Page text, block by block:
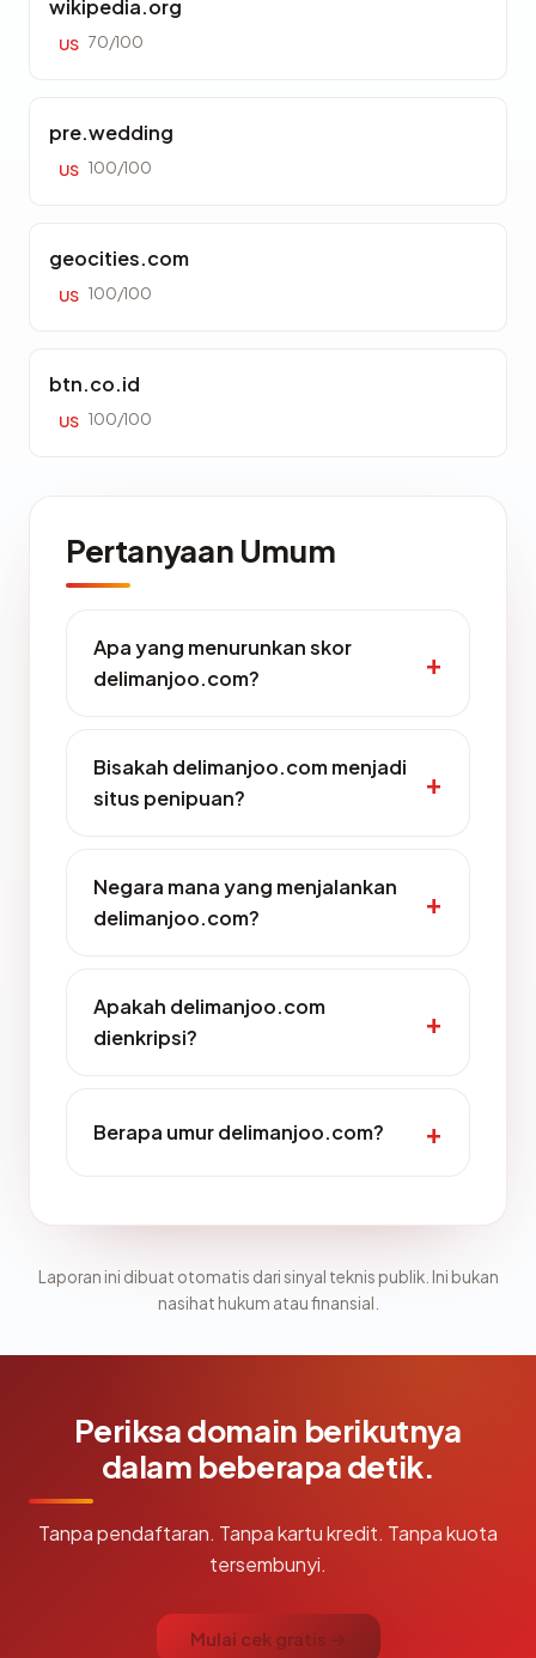
wikipedia.org
US 70/100
pre.wedding
US 100/100
geocities.com
US 100/100
btn.co.id
US 100/100
Pertanyaan Umum
Apa yang menurunkan skor
delimanjoo.com?
Bisakah delimanjoo.com menjadi
situs penipuan?
Negara mana yang menjalankan
delimanjoo.com?
Apakah delimanjoo.com
dienkripsi?
Berapa umur delimanjoo.com?
Laporan ini dibuat otomatis dari sinyal teknis publik. Ini bukan
nasihat hukum atau finansial.
Periksa domain berikutnya
dalam beberapa detik.
Tanpa pendaftaran. Tanpa kartu kredit. Tanpa kuota
tersembunyi.
Mulai cek gratis →